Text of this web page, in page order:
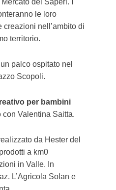
dei Saperi. I
le loro
nell’ambito di
territorio.
palco ospitato nel
Scopoli.
per bambini
con Valentina Saitta.
da Hester del
a km0
in Valle. In
L’Agricola Solan e